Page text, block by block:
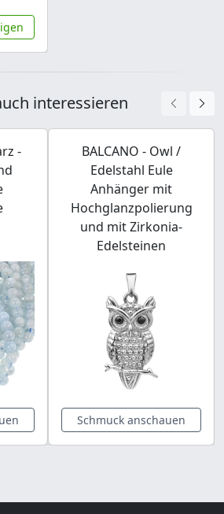
interessieren
-
BALCANO - Owl /
Edelstahl Eule
Anhänger mit
Hochglanzpolierung
und mit Zirkonia-
Edelsteinen
Schmuck anschauen